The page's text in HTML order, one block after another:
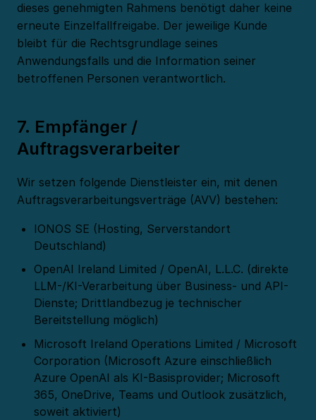
dieses genehmigten Rahmens benötigt daher keine
erneute Einzelfallfreigabe. Der jeweilige Kunde
bleibt für die Rechtsgrundlage seines
Anwendungsfalls und die Information seiner
betroffenen Personen verantwortlich.
7. Empfänger /
Auftragsverarbeiter
Wir setzen folgende Dienstleister ein, mit denen
Auftragsverarbeitungsverträge (AVV) bestehen:
IONOS SE (Hosting, Serverstandort
Deutschland)
OpenAI Ireland Limited / OpenAI, L.L.C. (direkte
LLM-/KI-Verarbeitung über Business- und API-
Dienste; Drittlandbezug je technischer
Bereitstellung möglich)
Microsoft Ireland Operations Limited / Microsoft
Corporation (Microsoft Azure einschließlich
Azure OpenAI als KI-Basisprovider; Microsoft
365, OneDrive, Teams und Outlook zusätzlich,
soweit aktiviert)